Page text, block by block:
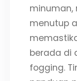
menutup
berada di
fogging.